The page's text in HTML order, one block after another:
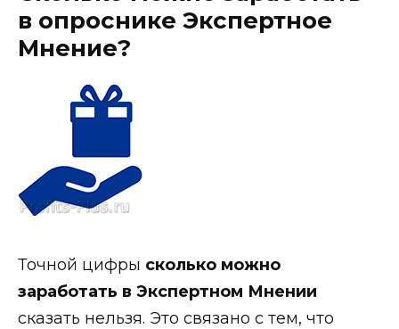
в опроснике Экспертное
Мнение?
Точной цифры сколько можно
заработать в Экспертном Мнении
сказать нельзя. Это связано с тем, что